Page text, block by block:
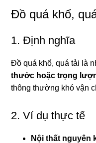
Đồ quá khổ,
1. Định nghĩa
Đồ quá khổ, quá tải là
thước hoặc trọng
thông thường khó vận
2. Ví dụ thực tế
Nội thất nguyên